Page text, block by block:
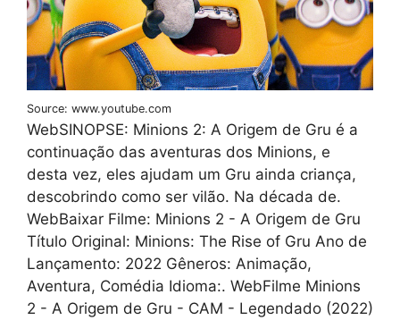
Source: www.youtube.com
WebSINOPSE: Minions 2: A Origem de Gru é a
continuação das aventuras dos Minions, e
desta vez, eles ajudam um Gru ainda criança,
descobrindo como ser vilão. Na década de.
WebBaixar Filme: Minions 2 - A Origem de Gru
Título Original: Minions: The Rise of Gru Ano de
Lançamento: 2022 Gêneros: Animação,
Aventura, Comédia Idioma:. WebFilme Minions
2 - A Origem de Gru - CAM - Legendado (2022)